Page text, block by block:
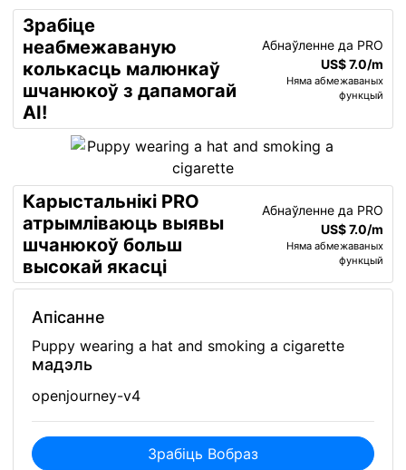
Зрабіце
неабмежаваную
колькасць малюнкаў
шчанюкоў з дапамогай
AI!
Абнаўленне да PRO
US$ 7.0/m
Няма абмежаваных
функцый
Карыстальнікі PRO
атрымліваюць выявы
шчанюкоў больш
высокай якасці
Абнаўленне да PRO
US$ 7.0/m
Няма абмежаваных
функцый
Апісанне
Puppy wearing a hat and smoking a cigarette
мадэль
openjourney-v4
Зрабіць Вобраз